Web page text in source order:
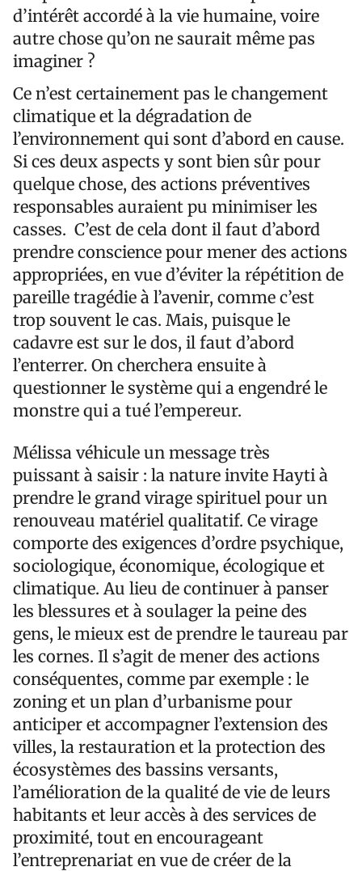
d’intérêt accordé à la vie humaine, voire
autre chose qu’on ne saurait même pas
imaginer ?
Ce n’est certainement pas le changement
climatique et la dégradation de
l’environnement qui sont d’abord en cause.
Si ces deux aspects y sont bien sûr pour
quelque chose, des actions préventives
responsables auraient pu minimiser les
casses. C’est de cela dont il faut d’abord
prendre conscience pour mener des actions
appropriées, en vue d’éviter la répétition de
pareille tragédie à l’avenir, comme c’est
trop souvent le cas. Mais, puisque le
cadavre est sur le dos, il faut d’abord
l’enterrer. On cherchera ensuite à
questionner le système qui a engendré le
monstre qui a tué l’empereur.
Mélissa véhicule un message très
puissant à saisir : la nature invite Hayti à
prendre le grand virage spirituel pour un
renouveau matériel qualitatif. Ce virage
comporte des exigences d’ordre psychique,
sociologique, économique, écologique et
climatique. Au lieu de continuer à panser
les blessures et à soulager la peine des
gens, le mieux est de prendre le taureau par
les cornes. Il s’agit de mener des actions
conséquentes, comme par exemple : le
zoning et un plan d’urbanisme pour
anticiper et accompagner l’extension des
villes, la restauration et la protection des
écosystèmes des bassins versants,
l’amélioration de la qualité de vie de leurs
habitants et leur accès à des services de
proximité, tout en encourageant
l’entreprenariat en vue de créer de la